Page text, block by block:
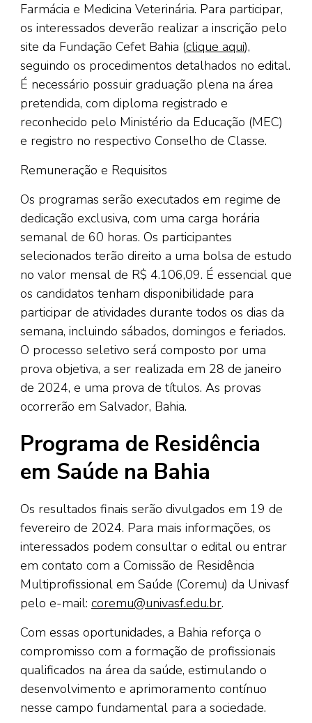
Farmácia e Medicina Veterinária. Para participar,
os interessados deverão realizar a inscrição pelo
site da Fundação Cefet Bahia (clique aqui),
seguindo os procedimentos detalhados no edital.
É necessário possuir graduação plena na área
pretendida, com diploma registrado e
reconhecido pelo Ministério da Educação (MEC)
e registro no respectivo Conselho de Classe.
Remuneração e Requisitos
Os programas serão executados em regime de
dedicação exclusiva, com uma carga horária
semanal de 60 horas. Os participantes
selecionados terão direito a uma bolsa de estudo
no valor mensal de R$ 4.106,09. É essencial que
os candidatos tenham disponibilidade para
participar de atividades durante todos os dias da
semana, incluindo sábados, domingos e feriados.
O processo seletivo será composto por uma
prova objetiva, a ser realizada em 28 de janeiro
de 2024, e uma prova de títulos. As provas
ocorrerão em Salvador, Bahia.
Programa de Residência
em Saúde na Bahia
Os resultados finais serão divulgados em 19 de
fevereiro de 2024. Para mais informações, os
interessados podem consultar o edital ou entrar
em contato com a Comissão de Residência
Multiprofissional em Saúde (Coremu) da Univasf
pelo e-mail: coremu@univasf.edu.br.
Com essas oportunidades, a Bahia reforça o
compromisso com a formação de profissionais
qualificados na área da saúde, estimulando o
desenvolvimento e aprimoramento contínuo
nesse campo fundamental para a sociedade.